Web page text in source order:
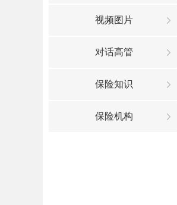
视频图片
对话高管
保险知识
保险机构